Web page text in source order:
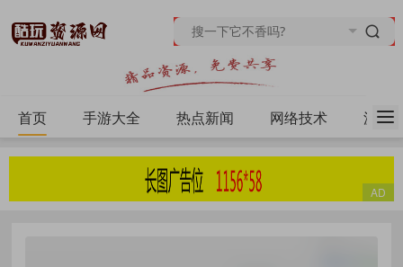
首页 手游大全 热点新闻 网络技术 源码